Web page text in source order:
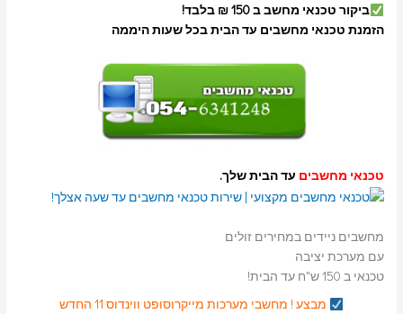
ביקור טכנאי מחשב ב 150 ₪ בלבד!
הזמנת טכנאי מחשבים עד הבית בכל שעות היממה
טכנאי מחשבים עד הבית שלך.
מחשבים ניידים במחירים זולים
עם מערכת יציבה
טכנאי ב 150 ש"ח עד הבית!
מבצע ! מחשבי מערכות מייקרוסופט ווינדוס 11 החדש